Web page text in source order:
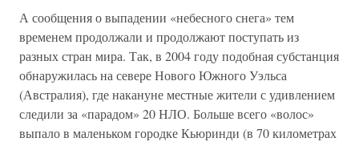
А сообщения о выпадении «небесного снега» тем
временем продолжали и продолжают поступать из
разных стран мира. Так, в 2004 году подобная субстанция
обнаружилась на севере Нового Южного Уэльса
(Австралия), где накануне местные жители с удивлением
следили за «парадом» 20 НЛО. Больше всего «волос»
выпало в маленьком городке Кьюринди (в 70 километрах